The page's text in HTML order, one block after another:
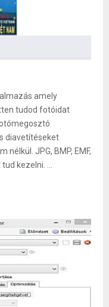
amely
tudod fotóidat
diavetítéseket
JPG, BMP, EMF,
kezelni. ...